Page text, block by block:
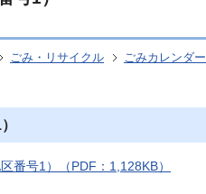
ごみ・リサイクル ごみカレンダー
番号1）（PDF：1,128KB）